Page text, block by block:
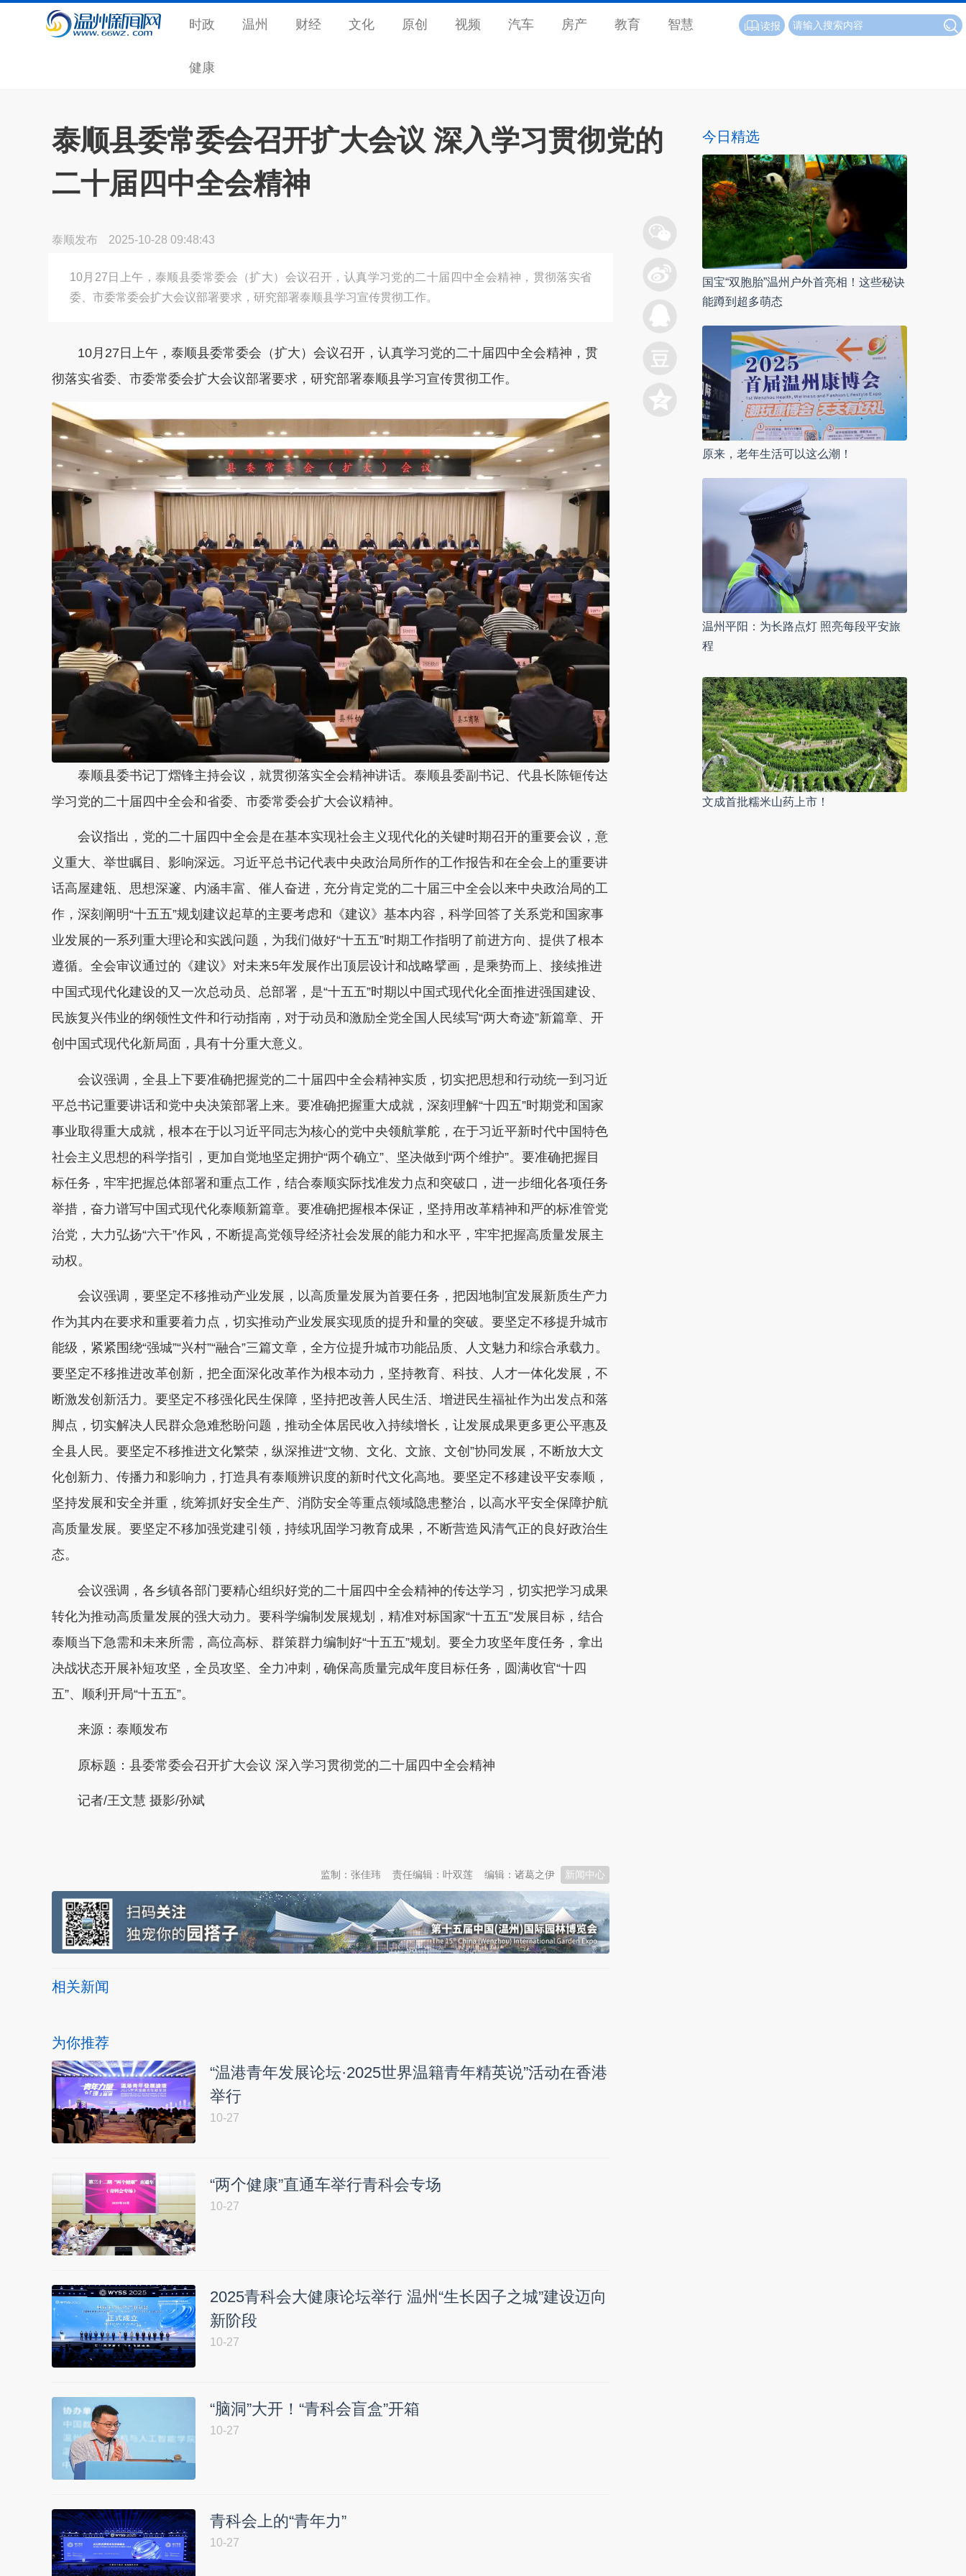
时政 温州 财经 文化 原创 视频 汽车 房产 教育 智慧
健康
读报
泰顺县委常委会召开扩大会议 深入学习贯彻党的
二十届四中全会精神
泰顺发布 2025-10-28 09:48:43
10月27日上午，泰顺县委常委会（扩大）会议召开，认真学习党的二十届四中全会精神，贯彻落实省
委、市委常委会扩大会议部署要求，研究部署泰顺县学习宣传贯彻工作。
10月27日上午，泰顺县委常委会（扩大）会议召开，认真学习党的二十届四中全会精神，贯
彻落实省委、市委常委会扩大会议部署要求，研究部署泰顺县学习宣传贯彻工作。
泰顺县委书记丁熠锋主持会议，就贯彻落实全会精神讲话。泰顺县委副书记、代县长陈钷传达
学习党的二十届四中全会和省委、市委常委会扩大会议精神。
会议指出，党的二十届四中全会是在基本实现社会主义现代化的关键时期召开的重要会议，意
义重大、举世瞩目、影响深远。习近平总书记代表中央政治局所作的工作报告和在全会上的重要讲
话高屋建瓴、思想深邃、内涵丰富、催人奋进，充分肯定党的二十届三中全会以来中央政治局的工
作，深刻阐明“十五五”规划建议起草的主要考虑和《建议》基本内容，科学回答了关系党和国家事
业发展的一系列重大理论和实践问题，为我们做好“十五五”时期工作指明了前进方向、提供了根本
遵循。全会审议通过的《建议》对未来5年发展作出顶层设计和战略擘画，是乘势而上、接续推进
中国式现代化建设的又一次总动员、总部署，是“十五五”时期以中国式现代化全面推进强国建设、
民族复兴伟业的纲领性文件和行动指南，对于动员和激励全党全国人民续写“两大奇迹”新篇章、开
创中国式现代化新局面，具有十分重大意义。
会议强调，全县上下要准确把握党的二十届四中全会精神实质，切实把思想和行动统一到习近
平总书记重要讲话和党中央决策部署上来。要准确把握重大成就，深刻理解“十四五”时期党和国家
事业取得重大成就，根本在于以习近平同志为核心的党中央领航掌舵，在于习近平新时代中国特色
社会主义思想的科学指引，更加自觉地坚定拥护“两个确立”、坚决做到“两个维护”。要准确把握目
标任务，牢牢把握总体部署和重点工作，结合泰顺实际找准发力点和突破口，进一步细化各项任务
举措，奋力谱写中国式现代化泰顺新篇章。要准确把握根本保证，坚持用改革精神和严的标准管党
治党，大力弘扬“六干”作风，不断提高党领导经济社会发展的能力和水平，牢牢把握高质量发展主
动权。
会议强调，要坚定不移推动产业发展，以高质量发展为首要任务，把因地制宜发展新质生产力
作为其内在要求和重要着力点，切实推动产业发展实现质的提升和量的突破。要坚定不移提升城市
能级，紧紧围绕“强城”“兴村”“融合”三篇文章，全方位提升城市功能品质、人文魅力和综合承载力。
要坚定不移推进改革创新，把全面深化改革作为根本动力，坚持教育、科技、人才一体化发展，不
断激发创新活力。要坚定不移强化民生保障，坚持把改善人民生活、增进民生福祉作为出发点和落
脚点，切实解决人民群众急难愁盼问题，推动全体居民收入持续增长，让发展成果更多更公平惠及
全县人民。要坚定不移推进文化繁荣，纵深推进“文物、文化、文旅、文创”协同发展，不断放大文
化创新力、传播力和影响力，打造具有泰顺辨识度的新时代文化高地。要坚定不移建设平安泰顺，
坚持发展和安全并重，统筹抓好安全生产、消防安全等重点领域隐患整治，以高水平安全保障护航
高质量发展。要坚定不移加强党建引领，持续巩固学习教育成果，不断营造风清气正的良好政治生
态。
会议强调，各乡镇各部门要精心组织好党的二十届四中全会精神的传达学习，切实把学习成果
转化为推动高质量发展的强大动力。要科学编制发展规划，精准对标国家“十五五”发展目标，结合
泰顺当下急需和未来所需，高位高标、群策群力编制好“十五五”规划。要全力攻坚年度任务，拿出
决战状态开展补短攻坚，全员攻坚、全力冲刺，确保高质量完成年度目标任务，圆满收官“十四
五”、顺利开局“十五五”。
来源：泰顺发布
原标题：县委常委会召开扩大会议 深入学习贯彻党的二十届四中全会精神
记者/王文慧 摄影/孙斌
新闻中心
编辑：诸葛之伊
责任编辑：叶双莲
监制：张佳玮
相关新闻
为你推荐
“温港青年发展论坛·2025世界温籍青年精英说”活动在香港
举行
10-27
“两个健康”直通车举行青科会专场
10-27
2025青科会大健康论坛举行 温州“生长因子之城”建设迈向
新阶段
10-27
“脑洞”大开！“青科会盲盒”开箱
10-27
青科会上的“青年力”
10-27
今日精选
国宝“双胞胎”温州户外首亮相！这些秘诀
能蹲到超多萌态
原来，老年生活可以这么潮！
温州平阳：为长路点灯 照亮每段平安旅
程
文成首批糯米山药上市！